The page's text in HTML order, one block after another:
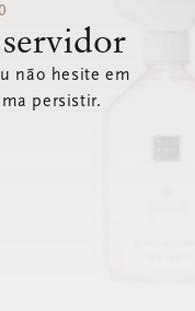
não hesite em
persistir.